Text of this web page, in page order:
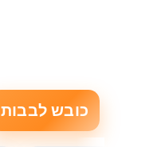
כובש לבבות